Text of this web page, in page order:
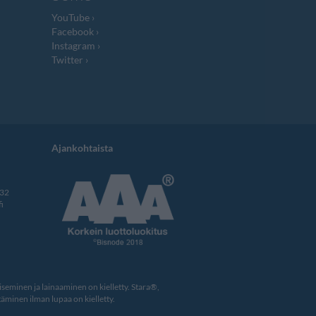
YouTube
Facebook
Instagram
Twitter
Ajankohtaista
ja lainaaminen on kielletty. Stara®,
ilman lupaa on kielletty.